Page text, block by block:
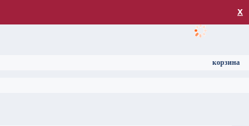
х
корзина